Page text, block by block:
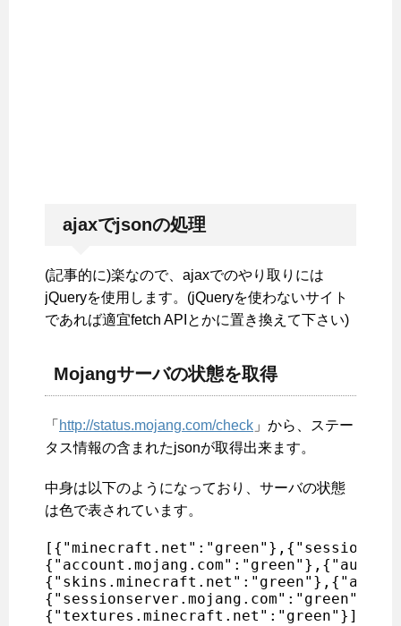
ajaxでjsonの処理
(記事的に)楽なので、ajaxでのやり取りには
jQueryを使用します。(jQueryを使わないサイト
であれば適宜fetch APIとかに置き換えて下さい)
Mojangサーバの状態を取得
「 http://status.mojang.com/check 」から、ステー
タス情報の含まれたjsonが取得出来ます。
中身は以下のようになっており、サーバの状態
は色で表されています。
{"textures.minecraft.net":"green"}]